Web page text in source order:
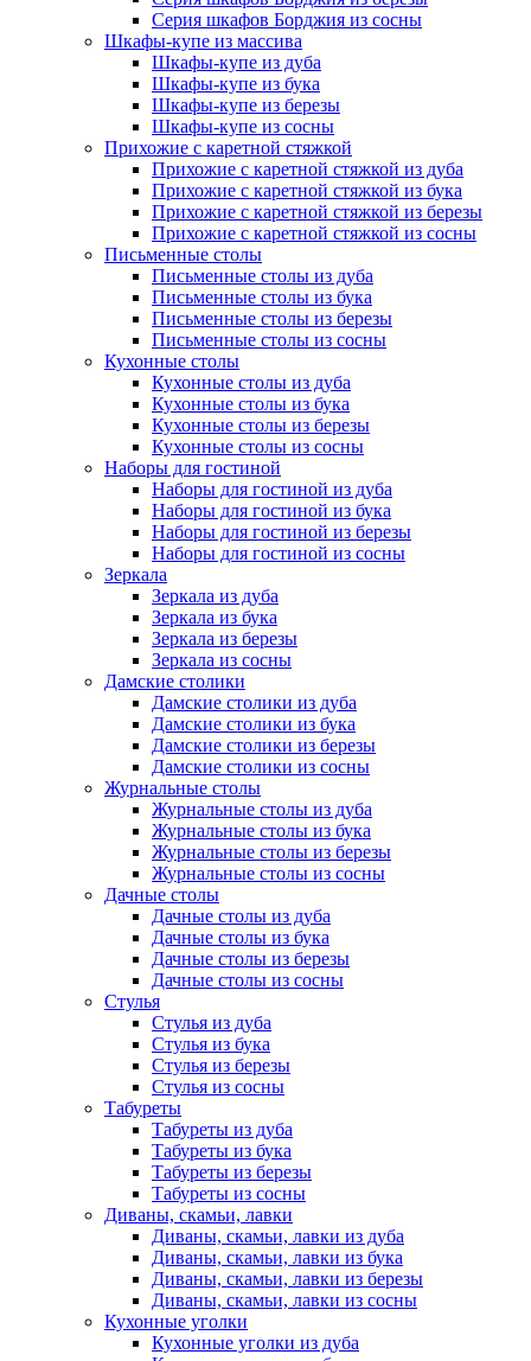
Серия шкафов Борджия из сосны
Шкафы-купе из массива
Шкафы-купе из дуба
Шкафы-купе из бука
Шкафы-купе из березы
Шкафы-купе из сосны
Прихожие с каретной стяжкой
Прихожие с каретной стяжкой из дуба
Прихожие с каретной стяжкой из бука
Прихожие с каретной стяжкой из березы
Прихожие с каретной стяжкой из сосны
Письменные столы
Письменные столы из дуба
Письменные столы из бука
Письменные столы из березы
Письменные столы из сосны
Кухонные столы
Кухонные столы из дуба
Кухонные столы из бука
Кухонные столы из березы
Кухонные столы из сосны
Наборы для гостиной
Наборы для гостиной из дуба
Наборы для гостиной из бука
Наборы для гостиной из березы
Наборы для гостиной из сосны
Зеркала
Зеркала из дуба
Зеркала из бука
Зеркала из березы
Зеркала из сосны
Дамские столики
Дамские столики из дуба
Дамские столики из бука
Дамские столики из березы
Дамские столики из сосны
Журнальные столы
Журнальные столы из дуба
Журнальные столы из бука
Журнальные столы из березы
Журнальные столы из сосны
Дачные столы
Дачные столы из дуба
Дачные столы из бука
Дачные столы из березы
Дачные столы из сосны
Стулья
Стулья из дуба
Стулья из бука
Стулья из березы
Стулья из сосны
Табуреты
Табуреты из дуба
Табуреты из бука
Табуреты из березы
Табуреты из сосны
Диваны, скамьи, лавки
Диваны, скамьи, лавки из дуба
Диваны, скамьи, лавки из бука
Диваны, скамьи, лавки из березы
Диваны, скамьи, лавки из сосны
Кухонные уголки
Кухонные уголки из дуба